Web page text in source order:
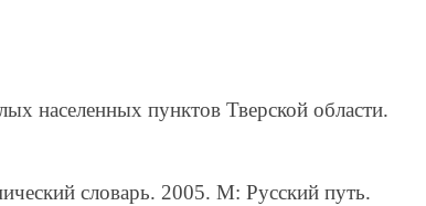
населенных пунктов Тверской области.
словарь. 2005. М: Русский путь.